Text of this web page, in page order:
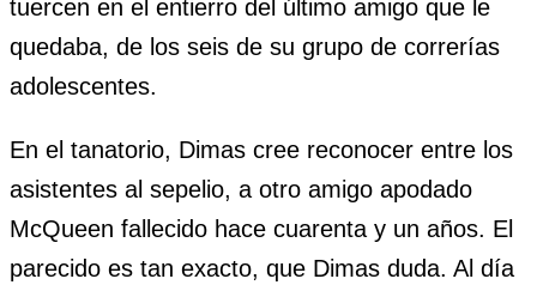
tuercen en el entierro del último amigo que le
quedaba, de los seis de su grupo de correrías
adolescentes.
En el tanatorio, Dimas cree reconocer entre los
asistentes al sepelio, a otro amigo apodado
McQueen fallecido hace cuarenta y un años. El
parecido es tan exacto, que Dimas duda. Al día